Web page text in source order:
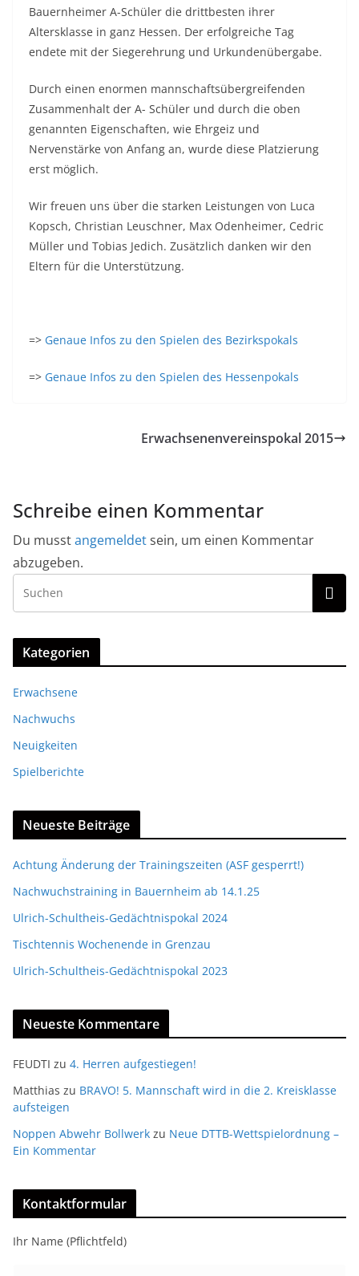
Bauernheimer A-Schüler die drittbesten ihrer
Altersklasse in ganz Hessen. Der erfolgreiche Tag
endete mit der Siegerehrung und Urkundenübergabe.
Durch einen enormen mannschaftsübergreifenden
Zusammenhalt der A- Schüler und durch die oben
genannten Eigenschaften, wie Ehrgeiz und
Nervenstärke von Anfang an, wurde diese Platzierung
erst möglich.
Wir freuen uns über die starken Leistungen von Luca
Kopsch, Christian Leuschner, Max Odenheimer, Cedric
Müller und Tobias Jedich. Zusätzlich danken wir den
Eltern für die Unterstützung.
=> Genaue Infos zu den Spielen des Bezirkspokals
=> Genaue Infos zu den Spielen des Hessenpokals
Erwachsenenvereinspokal 2015
Schreibe einen Kommentar
Du musstangemeldetsein, um einen Kommentar
abzugeben.
Kategorien
Erwachsene
Nachwuchs
Neuigkeiten
Spielberichte
Neueste Beiträge
Achtung Änderung der Trainingszeiten (ASF gesperrt!)
Nachwuchstraining in Bauernheim ab 14.1.25
Ulrich-Schultheis-Gedächtnispokal 2024
Tischtennis Wochenende in Grenzau
Ulrich-Schultheis-Gedächtnispokal 2023
Neueste Kommentare
FEUDTI zu 4. Herren aufgestiegen!
Matthias zu BRAVO! 5. Mannschaft wird in die 2. Kreisklasse
aufsteigen
Noppen Abwehr Bollwerk zu Neue DTTB-Wettspielordnung –
Ein Kommentar
Kontaktformular
Ihr Name (Pflichtfeld)